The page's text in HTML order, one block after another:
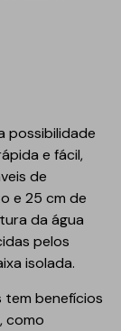
possibilidade
e fácil,
de
e 25 cm de
da água
pelos
isolada.
benefícios
como